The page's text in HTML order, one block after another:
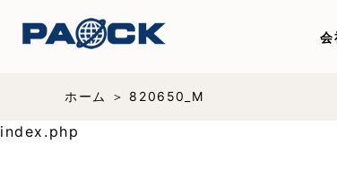
会
ホーム 820650_M
index.php